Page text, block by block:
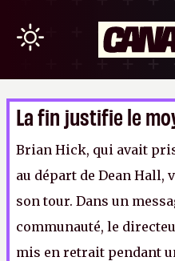
La fin justifie le
Brian Hick, qui avait
au départ de Dean Hall,
son tour. Dans un
communauté, le
mis en retrait pendant